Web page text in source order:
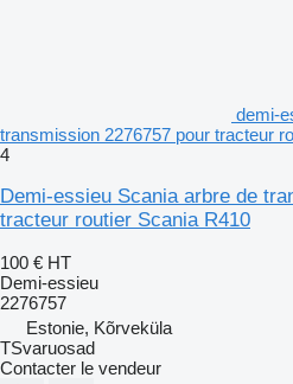
demi-
transmission 2276757 pour tracteur
4
Demi-essieu Scania arbre de
tracteur routier Scania R410
100 € HT
Demi-essieu
2276757
Estonie, Kõrveküla
TSvaruosad
Contacter le vendeur